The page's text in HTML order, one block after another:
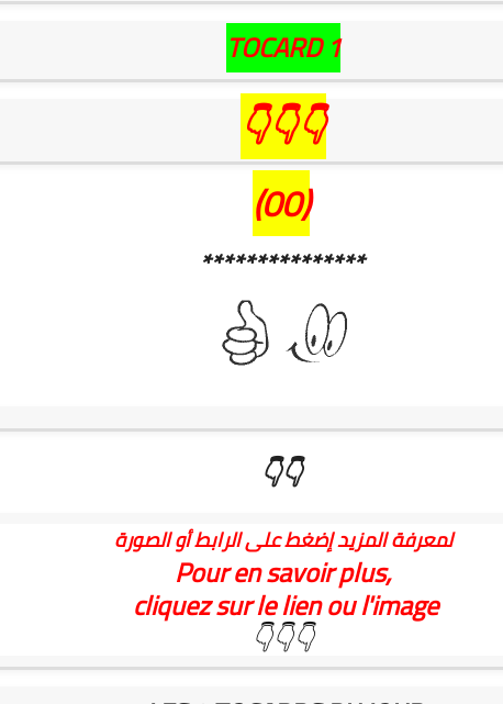
TOCARD 1
👇👇👇
(00)
***************
👇👇
لمعرفة المزيد إضغط على الرابط أو الصورة
Pour en savoir plus,
cliquez sur le lien ou l'image
👇👇👇